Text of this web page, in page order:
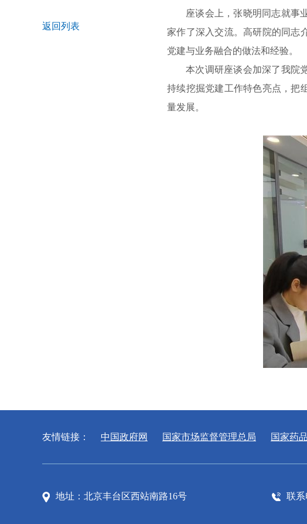
返回列表
座谈会上，张晓明同志就事
家作了深入交流。高研院的同志
党建与业务融合的做法和经验。
本次调研座谈会加深了我院
持续挖掘党建工作特色亮点，把
量发展。
友情链接： 中国政府网 国家市场监督管理总局 国家药
地址：北京丰台区西站南路16号 联系